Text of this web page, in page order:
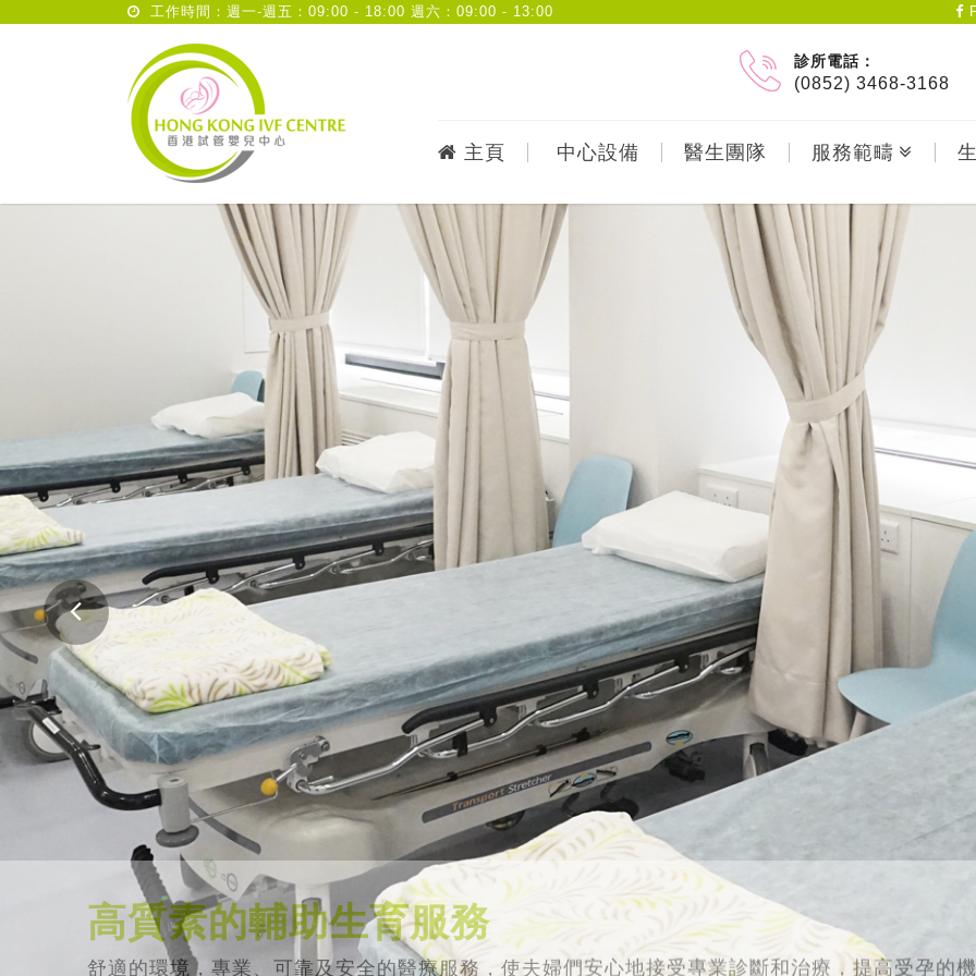
工作時間：週一-週五：09:00 - 18:00 週六：09:00 - 13:00
診所電話：
(0852) 3468-3168
主頁 中心設備 醫生團隊 服務範疇
高質素的輔助生育服務
舒適的環境，專業、可靠及安全的醫療服務，使夫婦們安心地接受專業診斷和治療，提高受孕的機
會。